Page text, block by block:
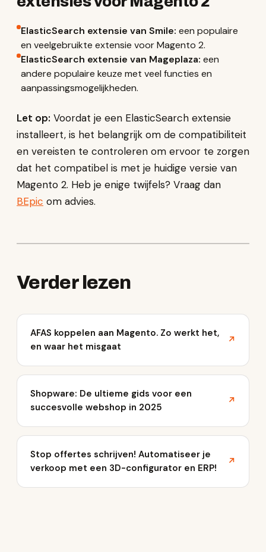
ElasticSearch extensie van Smile: een populaire
en veelgebruikte extensie voor Magento 2.
ElasticSearch extensie van Mageplaza: een
andere populaire keuze met veel functies en
aanpassingsmogelijkheden.
Let op: Voordat je een ElasticSearch extensie
installeert, is het belangrijk om de compatibiliteit
en vereisten te controleren om ervoor te zorgen
dat het compatibel is met je huidige versie van
Magento 2. Heb je enige twijfels? Vraag dan
BEpic om advies.
Verder lezen
AFAS koppelen aan Magento. Zo werkt het,
en waar het misgaat
↗
Shopware: De ultieme gids voor een
succesvolle webshop in 2025
↗
Stop offertes schrijven! Automatiseer je
verkoop met een 3D-configurator en ERP!
↗